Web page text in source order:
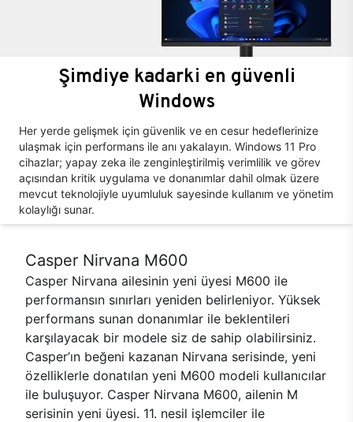
Şimdiye kadarki en güvenli
Windows
Her yerde gelişmek için güvenlik ve en cesur hedeflerinize
ulaşmak için performans ile anı yakalayın. Windows 11 Pro
cihazlar; yapay zeka ile zenginleştirilmiş verimlilik ve görev
açısından kritik uygulama ve donanımlar dahil olmak üzere
mevcut teknolojiyle uyumluluk sayesinde kullanım ve yönetim
kolaylığı sunar.
Casper Nirvana M600
Casper Nirvana ailesinin yeni üyesi M600 ile
performansın sınırları yeniden belirleniyor. Yüksek
performans sunan donanımlar ile beklentileri
karşılayacak bir modele siz de sahip olabilirsiniz.
Casper’ın beğeni kazanan Nirvana serisinde, yeni
özelliklerle donatılan yeni M600 modeli kullanıcılar
ile buluşuyor. Casper Nirvana M600, ailenin M
serisinin yeni üyesi. 11. nesil işlemciler ile